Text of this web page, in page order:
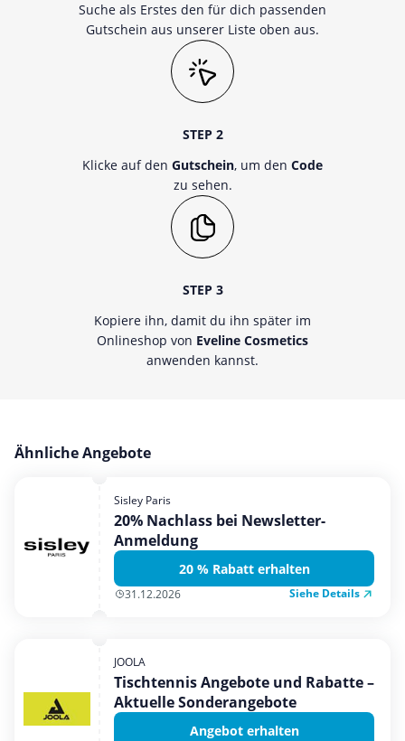
Suche als Erstes den für dich passenden
Gutschein aus unserer Liste oben aus.
STEP 2
Klicke auf den Gutschein, um den Code
zu sehen.
STEP 3
Kopiere ihn, damit du ihn später im
Onlineshop von Eveline Cosmetics
anwenden kannst.
Ähnliche Angebote
Sisley Paris
20% Nachlass bei Newsletter-
Anmeldung
20 % Rabatt erhalten
31.12.2026 Siehe Details
JOOLA
Tischtennis Angebote und Rabatte –
Aktuelle Sonderangebote
Angebot erhalten